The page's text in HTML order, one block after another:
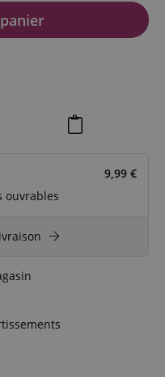
9,99 €
ouvrables